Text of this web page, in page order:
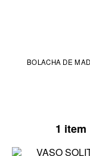
BOLACHA DE
1 item